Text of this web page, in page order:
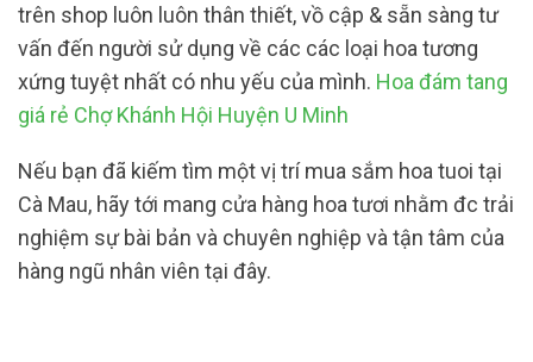
trên shop luôn luôn thân thiết, vồ cập & sẵn sàng tư
vấn đến người sử dụng về các các loại hoa tương
xứng tuyệt nhất có nhu yếu của mình. Hoa đám tang
giá rẻ Chợ Khánh Hội Huyện U Minh
Nếu bạn đã kiếm tìm một vị trí mua sắm hoa tuoi tại
Cà Mau, hãy tới mang cửa hàng hoa tươi nhằm đc trải
nghiệm sự bài bản và chuyên nghiệp và tận tâm của
hàng ngũ nhân viên tại đây.